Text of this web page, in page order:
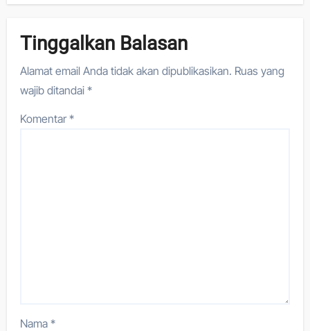
Tinggalkan Balasan
Alamat email Anda tidak akan dipublikasikan. Ruas yang
wajib ditandai*
Komentar*
Nama*